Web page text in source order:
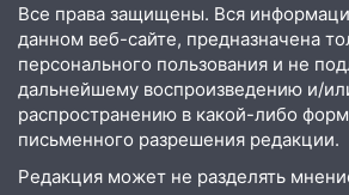
на 8 августа — кому
деньгами, а кого ждет
встреча
04:47 В Ульяновской
ракетную опасность:
07.08.2026
Все права защищены. Вся
данном веб-сайте, предназначена
персонального пользования и не
дальнейшему воспроизведению и/
распространению в какой-либо
письменного разрешения редакции.
Редакция может не разделять